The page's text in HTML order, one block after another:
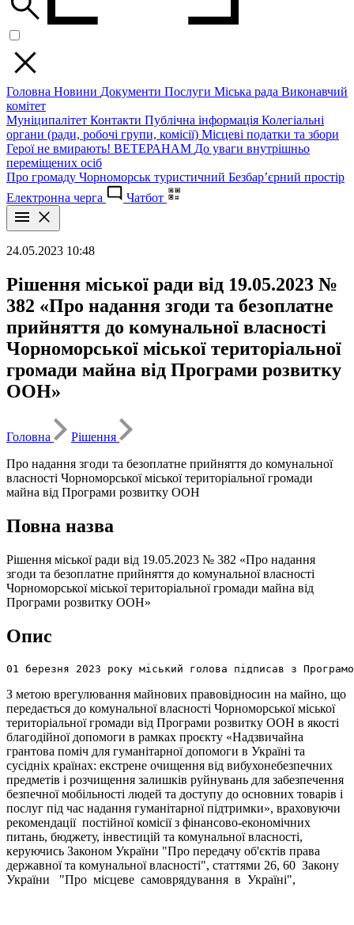
Головна Новини Документи Послуги Міська рада Виконавчий
комітет
Муніципалітет Контакти Публічна інформація Колегіальні
органи (ради, робочі групи, комісії) Місцеві податки та збори
Герої не вмирають! ВЕТЕРАНАМ До уваги внутрішньо
переміщених осіб
Про громаду Чорноморськ туристичний Безбар’єрний простір
Електронна черга
Чатбот
24.05.2023 10:48
Рішення міської ради від 19.05.2023 №
382 «Про надання згоди та безоплатне
прийняття до комунальної власності
Чорноморської міської територіальної
громади майна від Програми розвитку
ООН»
Головна
Рішення
Про надання згоди та безоплатне прийняття до комунальної
власності Чорноморської міської територіальної громади
майна від Програми розвитку ООН
Повна назва
Рішення міської ради від 19.05.2023 № 382 «Про надання
згоди та безоплатне прийняття до комунальної власності
Чорноморської міської територіальної громади майна від
Програми розвитку ООН»
Опис
01 березня 2023 року міський голова підписав з
З метою врегулювання майнових правовідносин на майно, що
передається до комунальної власності Чорноморської міської
територіальної громади від Програми розвитку ООН в якості
благодійної допомоги в рамках проєкту «Надзвичайна
грантова поміч для гуманітарної допомоги в Україні та
сусідніх країнах: екстрене очищення від вибухонебезпечних
предметів і розчищення залишків руйнувань для забезпечення
безпечної мобільності людей та доступу до основних товарів і
послуг під час надання гуманітарної підтримки», враховуючи
рекомендації постійної комісії з фінансово-економічних
питань, бюджету, інвестицій та комунальної власності,
керуючись Законом України "Про передачу об'єктів права
державної та комунальної власності", статтями 26, 60 Закону
України "Про місцеве самоврядування в Україні",